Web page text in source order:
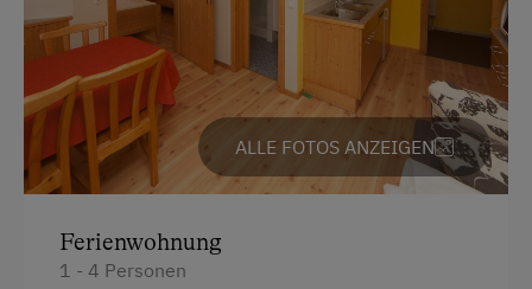
Kinder-Ausstattung
Kinder sind willkommen
Kinderspielplatz
Spielzeug
Spielzimmer
Ausstattung der Wohneinheit
ALLE FOTOS ANZEIGEN
Ferienwohnung
1 - 4 Personen